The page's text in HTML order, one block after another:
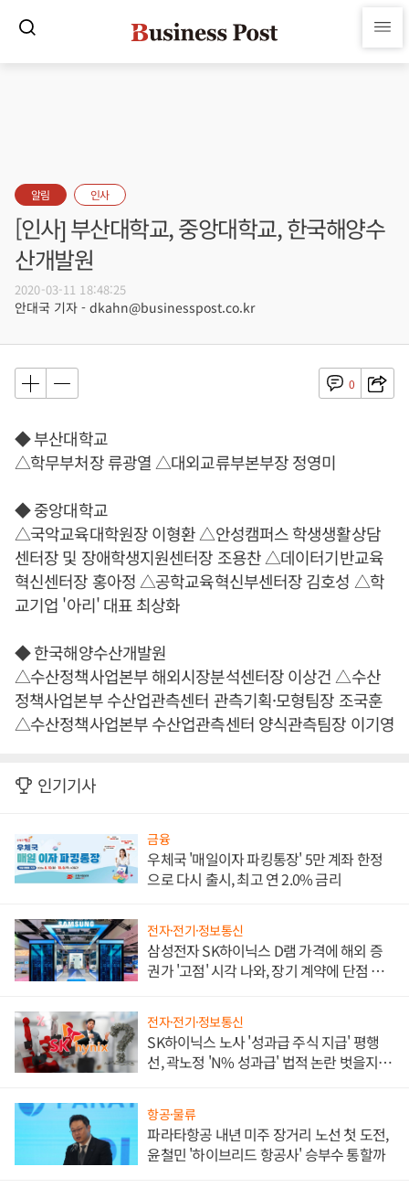
알림 인사
[인사] 부산대학교, 중앙대학교, 한국해양수
산개발원
2020-03-11 18:48:25
안대국 기자 - dkahn@businesspost.co.kr
0
◆ 부산대학교
△학무부처장 류광열 △대외교류부본부장 정영미
◆ 중앙대학교
△국악교육대학원장 이형환 △안성캠퍼스 학생생활상담
센터장 및 장애학생지원센터장 조용찬 △데이터기반교육
혁신센터장 홍아정 △공학교육혁신부센터장 김호성 △학
교기업 '아리' 대표 최상화
◆ 한국해양수산개발원
△수산정책사업본부 해외시장분석센터장 이상건 △수산
정책사업본부 수산업관측센터 관측기획·모형팀장 조국훈
△수산정책사업본부 수산업관측센터 양식관측팀장 이기영
인기기사
금융
우체국 '매일이자 파킹통장' 5만 계좌 한정
으로 다시 출시, 최고 연 2.0% 금리
전자·전기·정보통신
삼성전자 SK하이닉스 D램 가격에 해외 증
권가 '고점' 시각 나와, 장기 계약에 단점 부
전자·전기·정보통신
SK하이닉스 노사 '성과급 주식 지급' 평행
선, 곽노정 'N% 성과급' 법적 논란 벗을지 주
항공·물류
파라타항공 내년 미주 장거리 노선 첫 도전,
윤철민 '하이브리드 항공사' 승부수 통할까